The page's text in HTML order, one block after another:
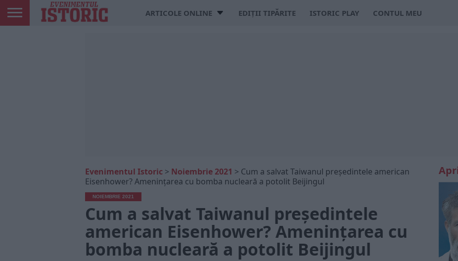
ARTICOLE ONLINE EDIȚII TIPĂRITE ISTORIC PLAY CONTUL MEU
Evenimentul Istoric > Noiembrie 2021 > Cum a salvat Taiwanul președintele american
Eisenhower? Amenințarea cu bomba nucleară a potolit Beijingul
NOIEMBRIE 2021
Cum a salvat Taiwanul președintele
american Eisenhower? Amenințarea cu
bomba nucleară a potolit Beijingul